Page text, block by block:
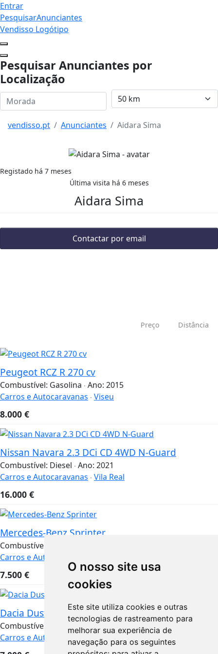
O nosso site usa
cookies
Este site utiliza cookies e outras
tecnologias de rastreamento para
melhorar sua experiência de
navegação para os seguintes
Entrar
PesquisarAnunciantes
Vendisso Logótipo
Pesquisar Anunciantes por
Localização
vendisso.pt Anunciantes Aidara Sima
Registado há 7 meses
Última visita há 6 meses
Aidara Sima
Contactar por email
Preço Distância
Peugeot RCZ R 270 cv
Combustível: Gasolina Ano: 2015
Carros e Autocaravanas Viseu
8.000 €
Nissan Navara 2.3 DCi CD 4WD N-Guard
Combustível: Diesel Ano: 2021
Carros e Autocaravanas Vila Real
16.000 €
Mercedes-Benz Sprinter
Combustível:
Carros e Autocaravanas
7.500 €
Dacia Duster 1.5 DCI
Combustível: Gasolina Ano:2012
Carros e Autocaravanas
Santarém